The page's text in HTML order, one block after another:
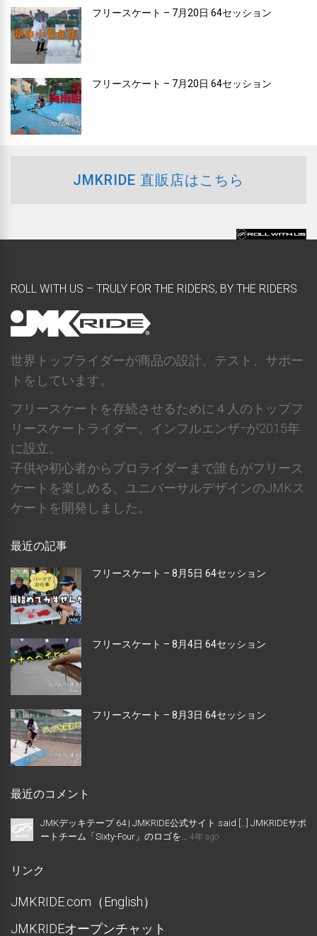
フリースケート – 7月20日 64セッション
フリースケート – 7月20日 64セッション
JMKRIDE 直販店はこちら
ROLL WITH US – TRULY FOR THE RIDERS, BY THE RIDERS
世界トップライダーが商品の設計、テスト、サポー
トをしています。
フリースケートを存続させるために４人のトップフ
リースケートライダー。インフルエンザｰが2015年
に設立。
子供や初心者からプロライダーまで誰もがフリース
ケートを楽しめる、ユニバーサルデザインのJMKス
ケートを開発しました。
最近の記事
フリースケート – 8月5日 64セッション
フリースケート – 8月4日 64セッション
フリースケート – 8月3日 64セッション
最近のコメント
JMKデッキテープ 64 | JMKRIDE公式サイト said […] JMKRIDEサポ
ートチーム「Sixty-Four」のロゴを...
4年 ago
リンク
JMKRIDE.com（English）
JMKRIDEオープンチャット